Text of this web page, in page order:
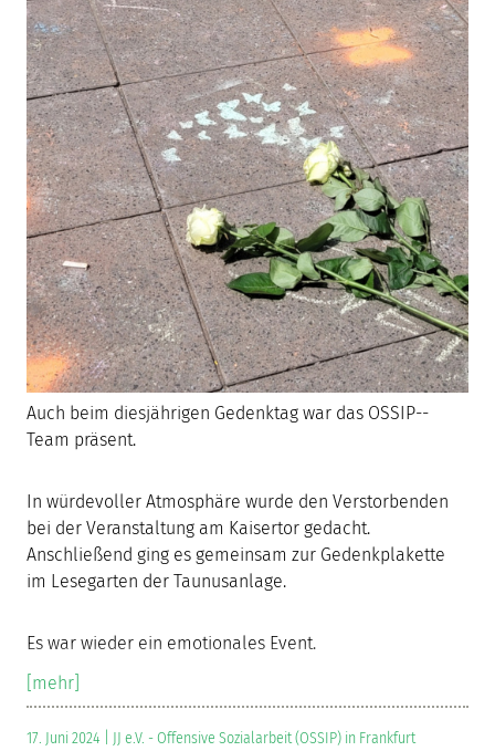
Auch beim diesjährigen Gedenktag war das OSSIP--
Team präsent.
In würdevoller Atmosphäre wurde den Verstorbenden
bei der Veranstaltung am Kaisertor gedacht.
Anschließend ging es gemeinsam zur Gedenkplakette
im Lesegarten der Taunusanlage.
Es war wieder ein emotionales Event.
[mehr]
17. Juni 2024 | JJ e.V. - Offensive Sozialarbeit (OSSIP) in Frankfurt